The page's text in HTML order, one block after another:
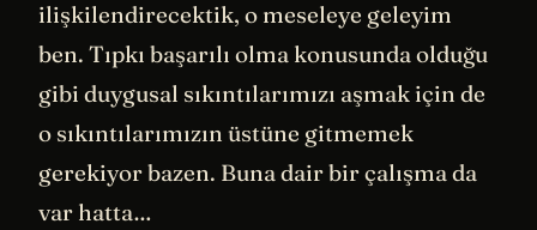
ilişkilendirecektik, o meseleye geleyim
ben. Tıpkı başarılı olma konusunda olduğu
gibi duygusal sıkıntılarımızı aşmak için de
o sıkıntılarımızın üstüne gitmemek
gerekiyor bazen. Buna dair bir çalışma da
var hatta…